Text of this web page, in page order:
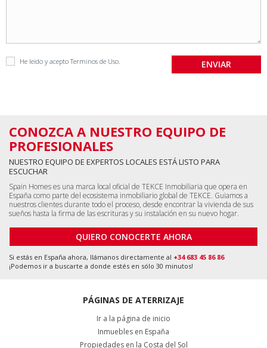
He leido y aceptoTerminos de Uso
CONOZCA A NUESTRO EQUIPO DE
PROFESIONALES
NUESTRO EQUIPO DE EXPERTOS LOCALES ESTÁ LISTO PARA
ESCUCHAR
Spain Homes es una marca local oficial de TEKCE Inmobiliaria que opera en
España como parte del ecosistema inmobiliario global de TEKCE. Guiamos a
nuestros clientes durante todo el proceso, desde encontrar la vivienda de sus
sueños hasta la firma de las escrituras y su instalación en su nuevo hogar.
QUIERO CONOCERTE AHORA
Si estás en España ahora, llámanos directamente al +34 683 45 86 86
¡Podemos ir a buscarte a donde estés en sólo 30 minutos!
PÁGINAS DE ATERRIZAJE
Ir a la página de inicio
Inmuebles en España
Propiedades en la Costa del Sol